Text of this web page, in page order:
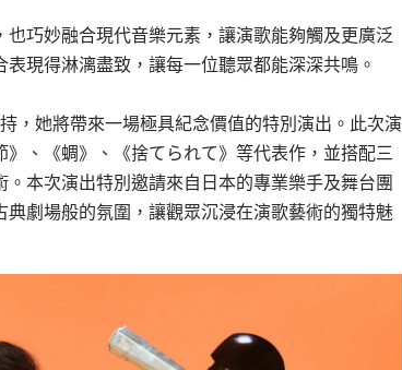
巧妙融合現代音樂元素，讓演歌能夠觸及更廣泛
現得淋漓盡致，讓每一位聽眾都能深深共鳴。
，她將帶來一場極具紀念價值的特別演出。此次演
、《蜩》、《捨てられて》等代表作，並搭配三
本次演出特別邀請來自日本的專業樂手及舞台團
劇場般的氛圍，讓觀眾沉浸在演歌藝術的獨特魅